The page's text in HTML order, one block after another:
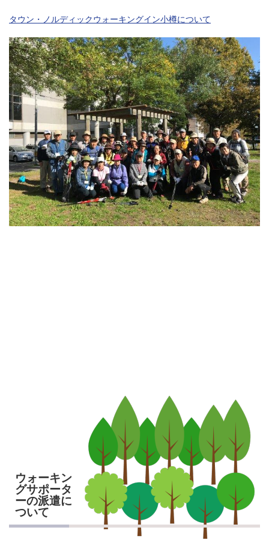
タウン・ノルディックウォーキングイン小樽について
ウォーキン
グサポータ
ーの派遣に
ついて